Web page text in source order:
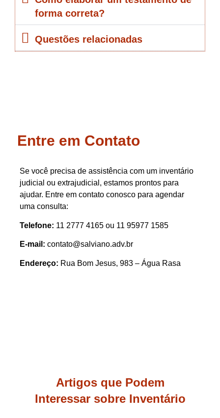
forma correta?
Questões relacionadas
Entre em Contato
Se você precisa de assistência com um inventário
judicial ou extrajudicial, estamos prontos para
ajudar. Entre em contato conosco para agendar
uma consulta:
Telefone: 11 2777 4165 ou 11 95977 1585
E-mail: contato@salviano.adv.br
Endereço: Rua Bom Jesus, 983 – Água Rasa
Artigos que Podem
Interessar sobre Inventário